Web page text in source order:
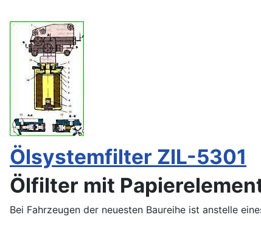
Ölsystemfilter ZIL-5301
Ölfilter mit
Bei Fahrzeugen der neuesten Baureihe ist anstelle